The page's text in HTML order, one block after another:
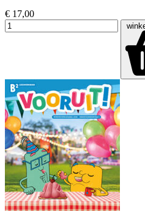
€ 17,00